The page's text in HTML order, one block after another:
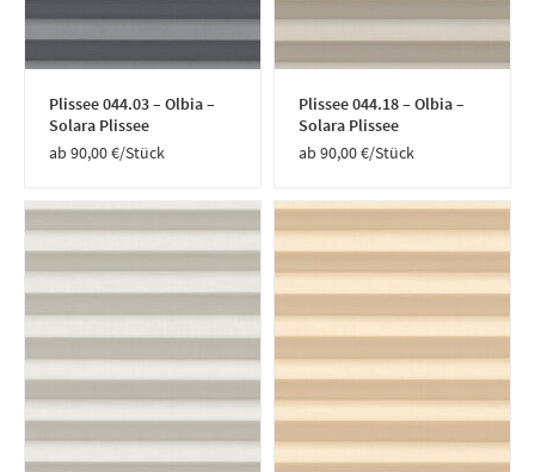
Plissee 044.03 – Olbia –
Solara Plissee
90,00€/Stück
Plissee 044.18 – Olbia –
Solara Plissee
90,00€/Stück